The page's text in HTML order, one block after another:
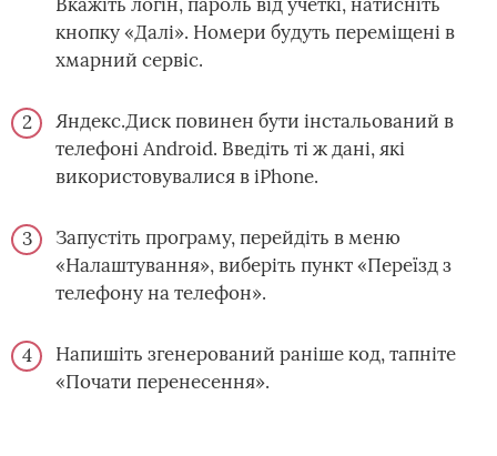
кнопку «Далі». Номери будуть переміщені в
хмарний сервіс.
Яндекс.Диск повинен бути інстальований в
телефоні Android. Введіть ті ж дані, які
використовувалися в iPhone.
Запустіть програму, перейдіть в меню
«Налаштування», виберіть пункт «Переїзд з
телефону на телефон».
Напишіть згенерований раніше код, тапніте
«Почати перенесення».